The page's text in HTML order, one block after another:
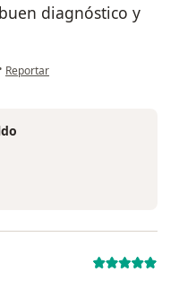
diagnóstico y
• en opinión del usuario Cuenta
Reportar